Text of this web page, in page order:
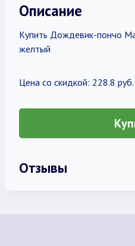
Описание
Купить Дождевик-пончо
желтый
Цена со скидкой: 228.8 руб.
Отзывы